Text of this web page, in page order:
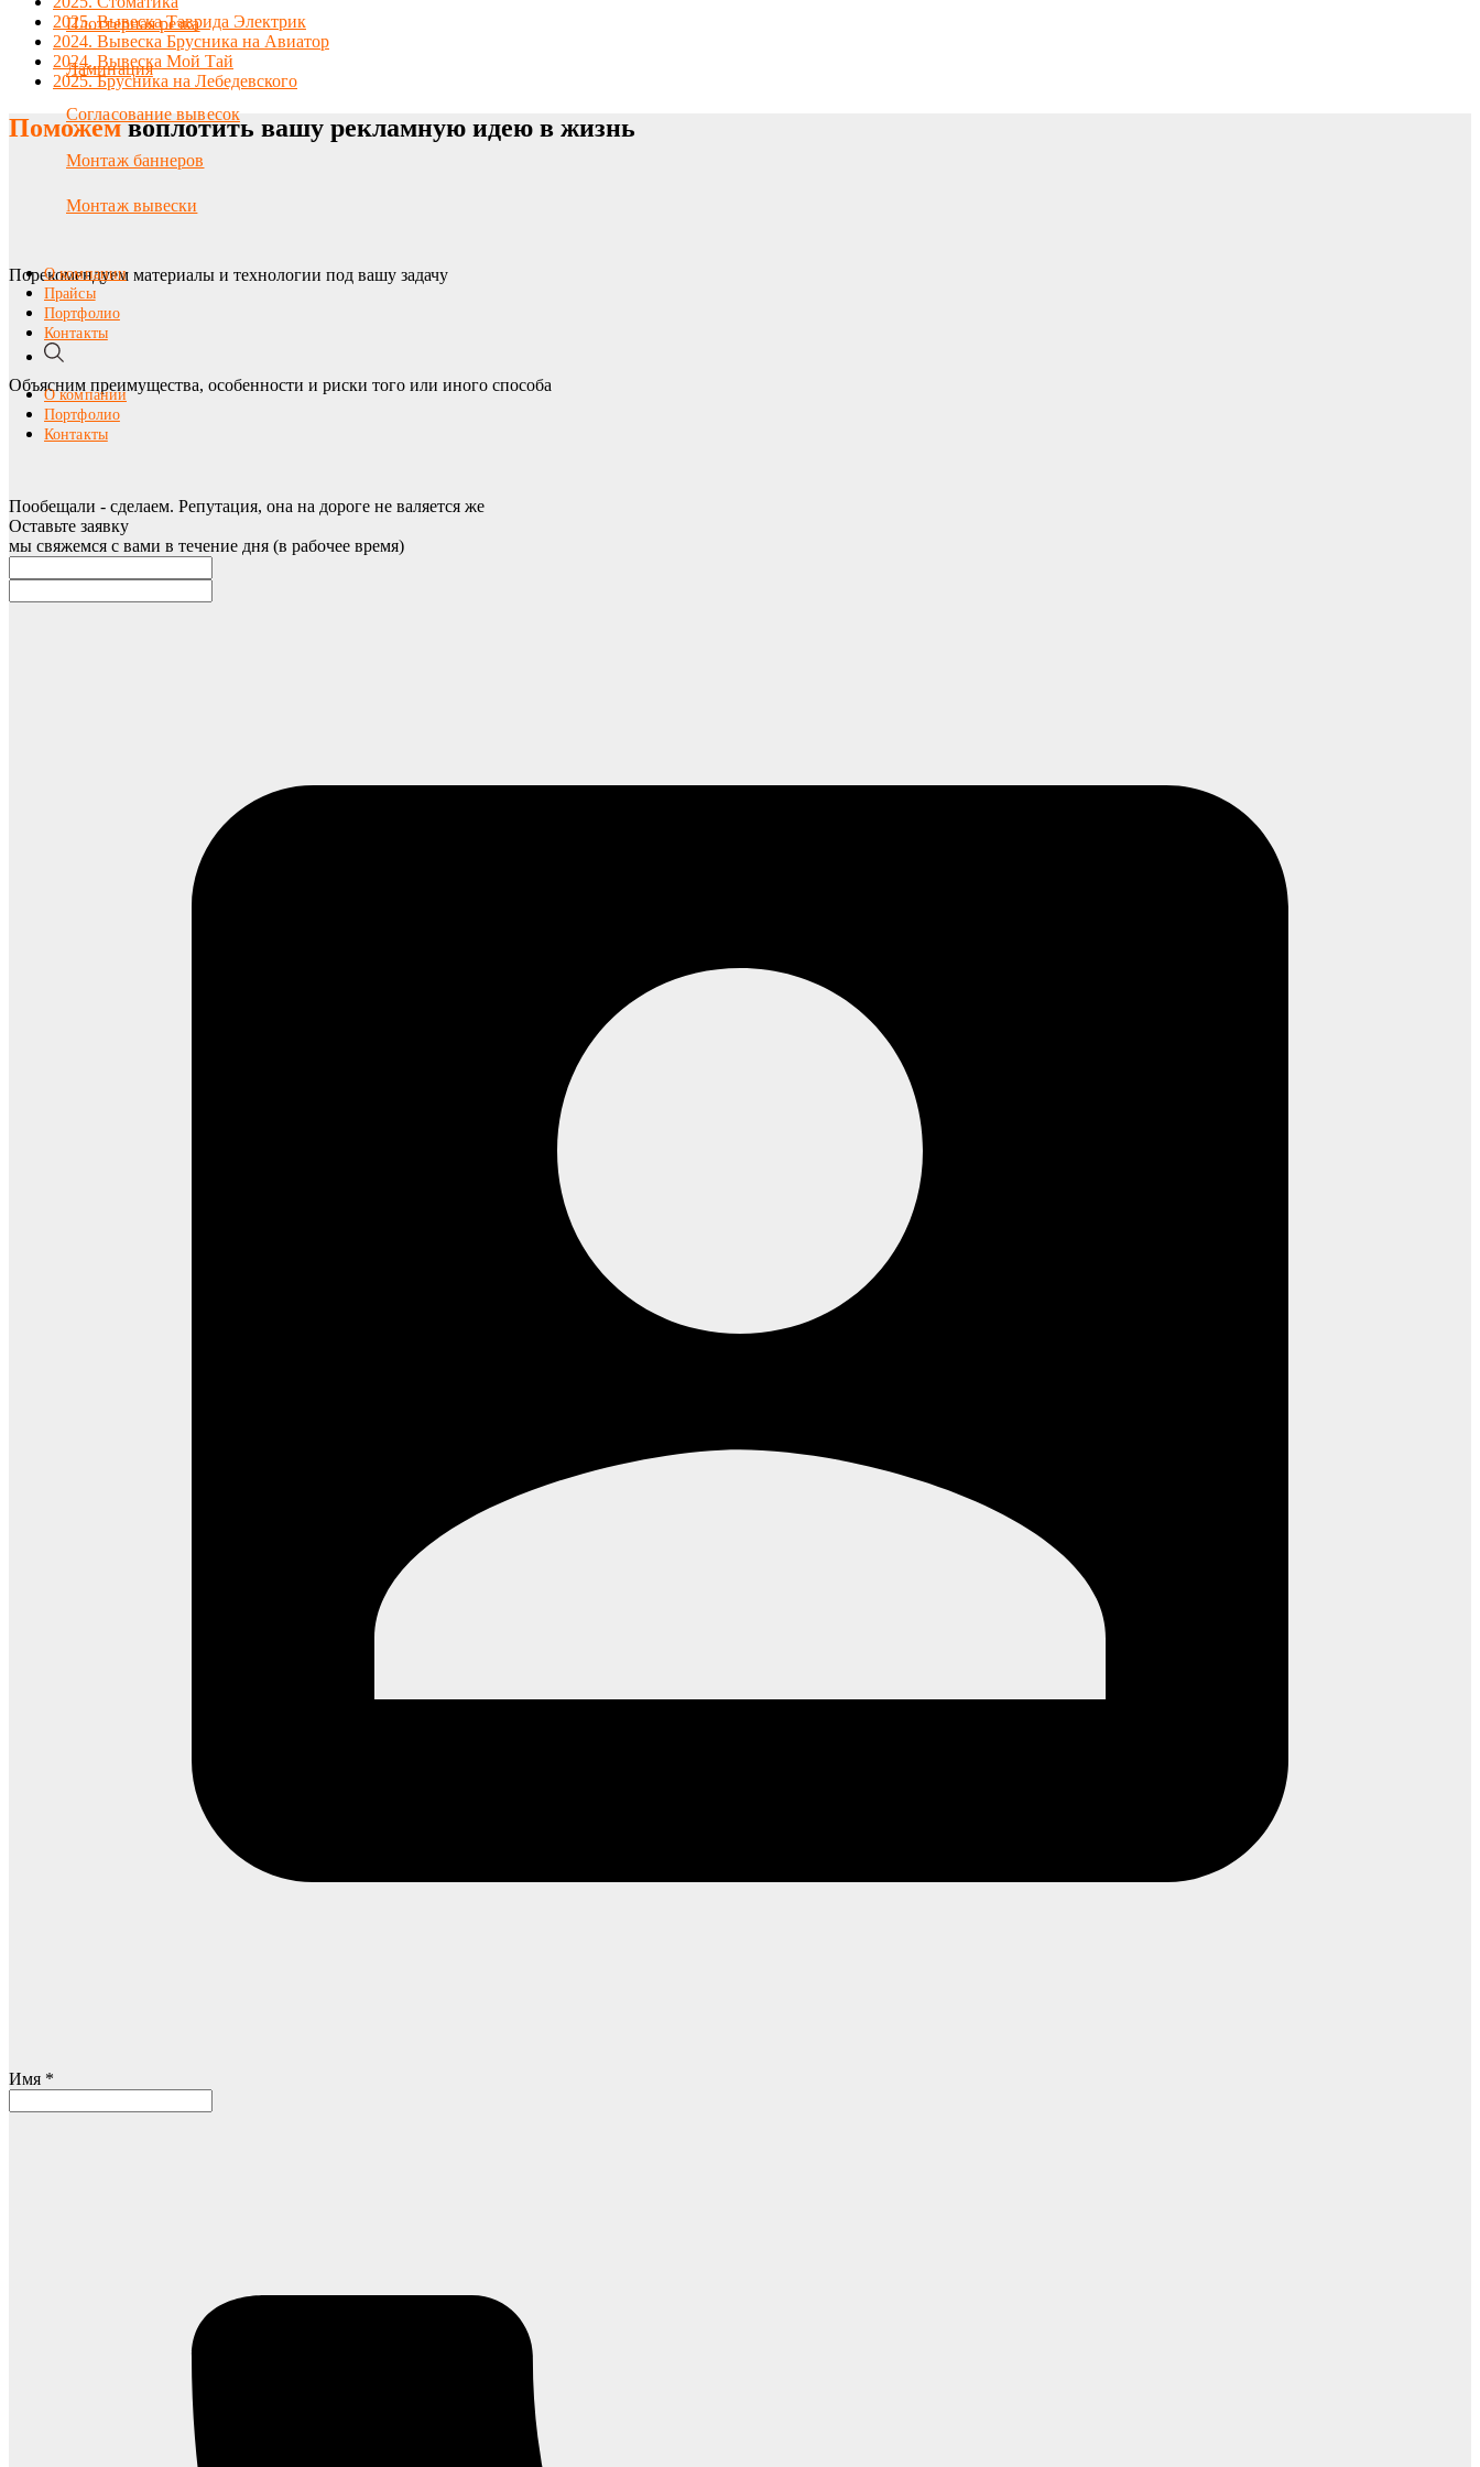
Плоттерная резка
Ламинация
Согласование вывесок
Монтаж баннеров
Монтаж вывески
О компании
Прайсы
Портфолио
Контакты
О компании
Портфолио
Контакты
2025. Вывеска Таврида Электрик
2024. Вывеска Брусника на Авиатор
2024. Вывеска Мой Тай
2025. Брусника на Лебедевского
Поможемвоплотить вашу рекламную идею в жизнь
Порекомендуем материалы и технологии под вашу задачу
Объясним преимущества, особенности и риски того или иного способа
Пообещали - сделаем. Репутация, она на дороге не валяется же
Оставьте заявку
мы свяжемся с вами в течение дня (в рабочее время)
Имя *